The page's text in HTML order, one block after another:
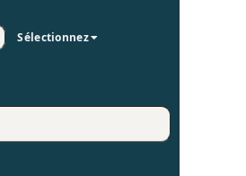
Sélectionnez